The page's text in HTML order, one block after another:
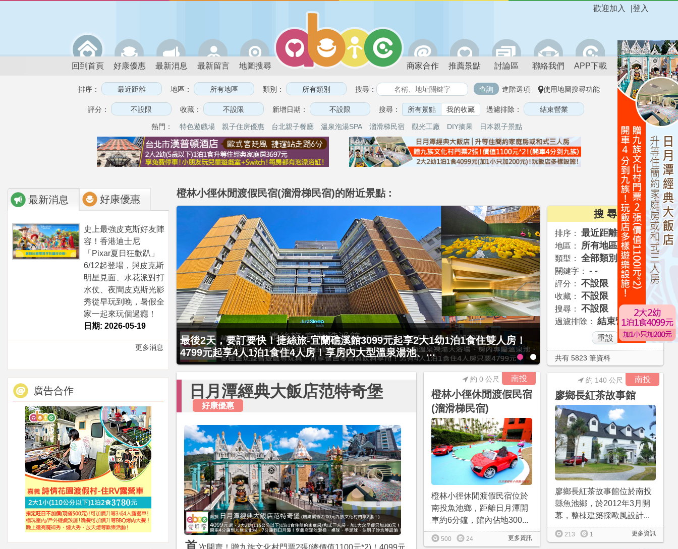
登入
歡迎加入
回到首頁 好康優惠 最新消息 最新留言 地圖搜尋 商家合作 推薦景點 討論區 聯絡我們 APP下載
排序： 地區： 類別： 搜尋： 進階選項 使用地圖搜尋功能
評分： 收藏： 新增日期： 搜尋： 所有景點 我的收藏 過濾排除：
熱門： 特色遊戲場 親子住房優惠 台北親子餐廳 溫泉泡湯SPA 溜滑梯民宿 觀光工廠 DIY摘果 日本親子景點
最新消息 好康優惠
史上最強皮克斯好友陣
容！香港迪士尼
「Pixar夏日狂歡趴」
6/12起登場，與皮克斯
明星見面、水花派對打
水仗、夜間皮克斯光影
秀從早玩到晚，暑假全
家一起來玩個過癮！
日期: 2026-05-19
更多消息
廣告合作
橙林小徑休閒渡假民宿(溜滑梯民宿)的附近景點 :
最後2天，要訂要快！捷絲旅-宜蘭礁溪館3099元起享2大1幼1泊1食住雙人房！
4799元起享4人1泊1食住4人房！享房內大型溫泉湯池、...
贈九族文化村門票2張(總價
大2幼(115公分以下)1泊1食
搜 尋
排序： 最近距離
地區： 所有地區
類型： 全部類別
關鍵字： - -
評分： 不設限
收藏： 不設限
搜尋： 不設限
過濾排除： 結束營業
共有 5823 筆資料
日月潭經典大飯店范特奇堡
好康優惠
首 次開賣！贈九族文化村門票2張(總價值1100元*2)！4099元
南投
橙林小徑休閒渡假民宿
(溜滑梯民宿)
約 0 公尺
橙林小徑休閒渡假民宿位於
南投魚池鄉，距離日月潭開
車約6分鐘，館內佔地300...
更多資訊
500 24
南投
廖鄉長紅茶故事館
約 140 公尺
廖鄉長紅茶故事館位於南投
縣魚池鄉，於2012年3月開
幕，整棟建築採歐風設計...
更多資訊
213 1